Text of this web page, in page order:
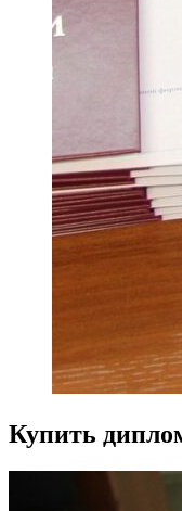
Купить